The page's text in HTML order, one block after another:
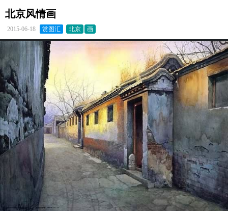
北京风情画
2015-06-18 赏图汇 北京 画